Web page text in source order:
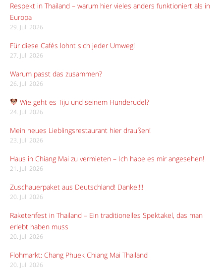
Respekt in Thailand – warum hier vieles anders funktioniert als in
Europa
29. Juli 2026
Für diese Cafés lohnt sich jeder Umweg!
27. Juli 2026
Warum passt das zusammen?
26. Juli 2026
Wie geht es Tiju und seinem Hunderudel?
24. Juli 2026
Mein neues Lieblingsrestaurant hier draußen!
23. Juli 2026
Haus in Chiang Mai zu vermieten – Ich habe es mir angesehen!
21. Juli 2026
Zuschauerpaket aus Deutschland! Danke!!!!
20. Juli 2026
Raketenfest in Thailand – Ein traditionelles Spektakel, das man
erlebt haben muss
20. Juli 2026
Flohmarkt: Chang Phuek Chiang Mai Thailand
20. Juli 2026